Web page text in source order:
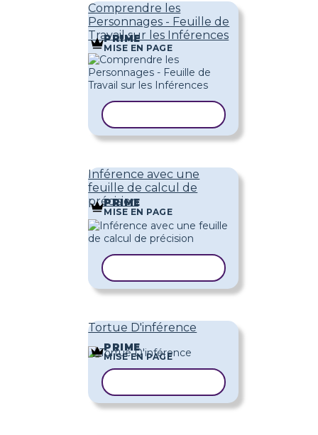
Comprendre les
Personnages - Feuille de
Travail sur les Inférences
PRIME
MISE EN PAGE
Inférence avec une
feuille de calcul de
précision
PRIME
MISE EN PAGE
Tortue D'inférence
PRIME
MISE EN PAGE